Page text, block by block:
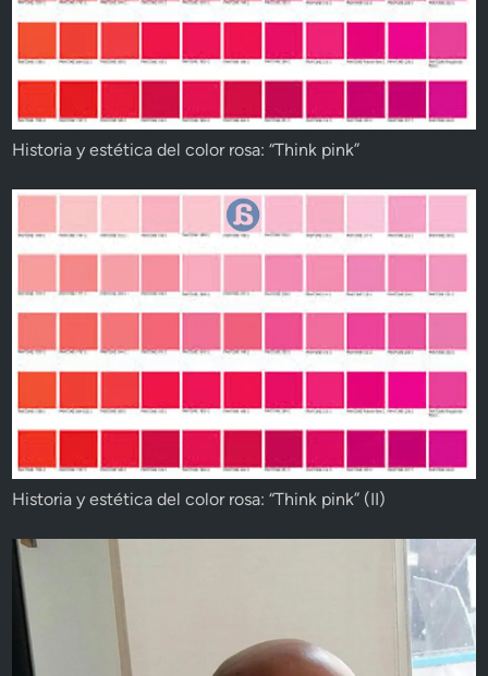
Historia y estética del color rosa: “Think pink”
Historia y estética del color rosa: “Think pink” (II)